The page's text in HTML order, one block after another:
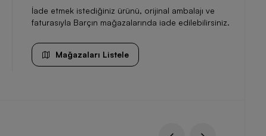
İade etmek istediğiniz ürünü, orijinal ambalajı ve
faturasıyla Barçın mağazalarında iade edilebilirsiniz.
Mağazaları Listele